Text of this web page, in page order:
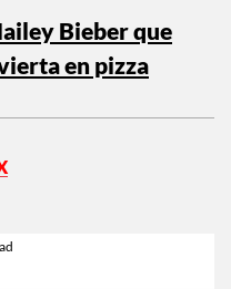
Bieber que
en pizza